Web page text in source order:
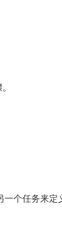
个任务来定